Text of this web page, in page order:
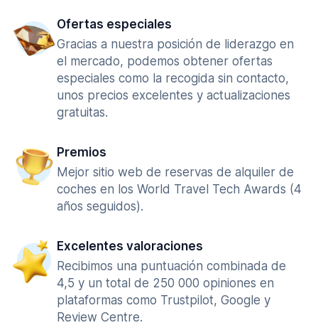
Ofertas especiales
Gracias a nuestra posición de liderazgo en
el mercado, podemos obtener ofertas
especiales como la recogida sin contacto,
unos precios excelentes y actualizaciones
gratuitas.
Premios
Mejor sitio web de reservas de alquiler de
coches en los World Travel Tech Awards (4
años seguidos).
Excelentes valoraciones
Recibimos una puntuación combinada de
4,5 y un total de 250 000 opiniones en
plataformas como Trustpilot, Google y
Review Centre.